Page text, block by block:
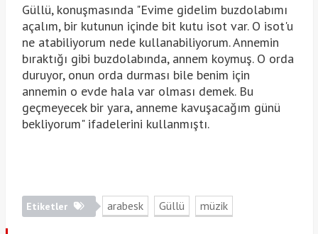
Güllü, konuşmasında "Evime gidelim buzdolabımı
açalım, bir kutunun içinde bit kutu isot var. O isot'u
ne atabiliyorum nede kullanabiliyorum. Annemin
bıraktığı gibi buzdolabında, annem koymuş. O orda
duruyor, onun orda durması bile benim için
annemin o evde hala var olması demek. Bu
geçmeyecek bir yara, anneme kavuşacağım günü
bekliyorum" ifadelerini kullanmıştı.
Etiketler arabesk Güllü müzik